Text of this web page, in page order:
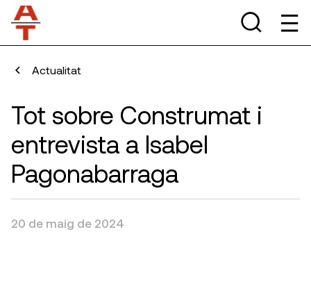
Actualitat
Tot sobre Construmat i
entrevista a Isabel
Pagonabarraga
20 de maig de 2024